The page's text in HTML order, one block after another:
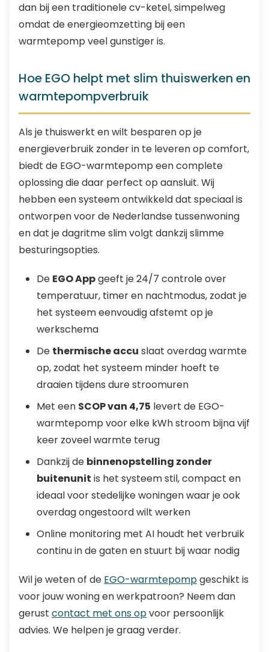
dan bij een traditionele cv-ketel, simpelweg
omdat de energieomzetting bij een
warmtepomp veel gunstiger is.
Hoe EGO helpt met slim thuiswerken en
warmtepompverbruik
Als je thuiswerkt en wilt besparen op je
energieverbruik zonder in te leveren op comfort,
biedt de EGO-warmtepomp een complete
oplossing die daar perfect op aansluit. Wij
hebben een systeem ontwikkeld dat speciaal is
ontworpen voor de Nederlandse tussenwoning
en dat je dagritme slim volgt dankzij slimme
besturingsopties.
De EGO Appgeeft je 24/7 controle over
temperatuur, timer en nachtmodus, zodat je
het systeem eenvoudig afstemt op je
werkschema
De thermische accu slaat overdag warmte
op, zodat het systeem minder hoeft te
draaien tijdens dure stroomuren
Met een SCOP van 4,75 levert de EGO-
warmtepomp voor elke kWh stroom bijna vijf
keer zoveel warmte terug
Dankzij de binnenopstelling zonder
buitenunit is het systeem stil, compact en
ideaal voor stedelijke woningen waar je ook
overdag ongestoord wilt werken
Online monitoring met AI houdt het verbruik
continu in de gaten en stuurt bij waar nodig
Wil je weten of de EGO-warmtepompgeschikt is
voor jouw woning en werkpatroon? Neem dan
gerust contact met ons opvoor persoonlijk
advies. We helpen je graag verder.